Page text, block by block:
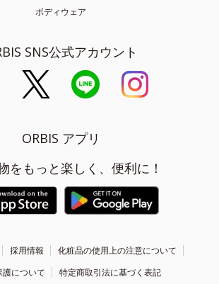
ボディウェア
SNS公式アカウント
ORBIS アプリ
をもっと楽しく、便利に！
採用情報
化粧品の使用上の注意について
について
特定商取引法に基づく表記